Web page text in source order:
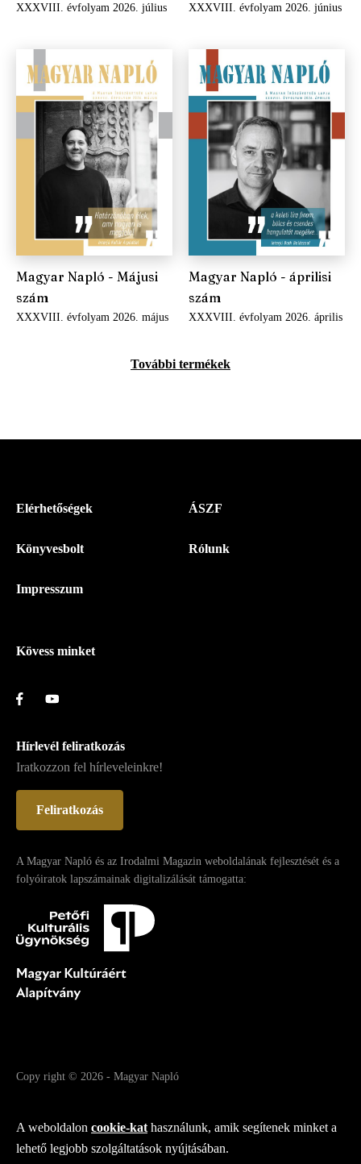
XXXVIII. évfolyam 2026. július XXXVIII. évfolyam 2026. június
Magyar Napló - Májusi
szám
XXXVIII. évfolyam 2026. május
Magyar Napló - áprilisi
szám
XXXVIII. évfolyam 2026. április
További termékek
Menü
Magyar
-
Elérhetőségek
Könyvesbolt
Impresszum
ÁSZF
Rólunk
Kövess minket
Hírlevél feliratkozás
Iratkozzon fel hírleveleinkre!
Feliratkozás
A Magyar Napló és az Irodalmi Magazin weboldalának fejlesztését és a
folyóiratok lapszámainak digitalizálását támogatta:
Copy right © 2026 - Magyar Napló
Fejlesztette az Integral Vision Kft.
A weboldalon cookie-kat használunk, amik segítenek minket a
lehető legjobb szolgáltatások nyújtásában.